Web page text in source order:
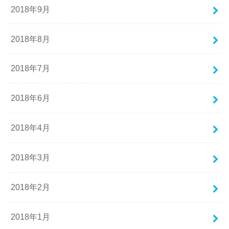
2018年9月
2018年8月
2018年7月
2018年6月
2018年4月
2018年3月
2018年2月
2018年1月